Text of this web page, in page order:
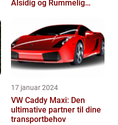
Alsidig og Rummelig
17 januar 2024
VW Caddy Maxi: Den
ultimative partner til dine
transportbehov